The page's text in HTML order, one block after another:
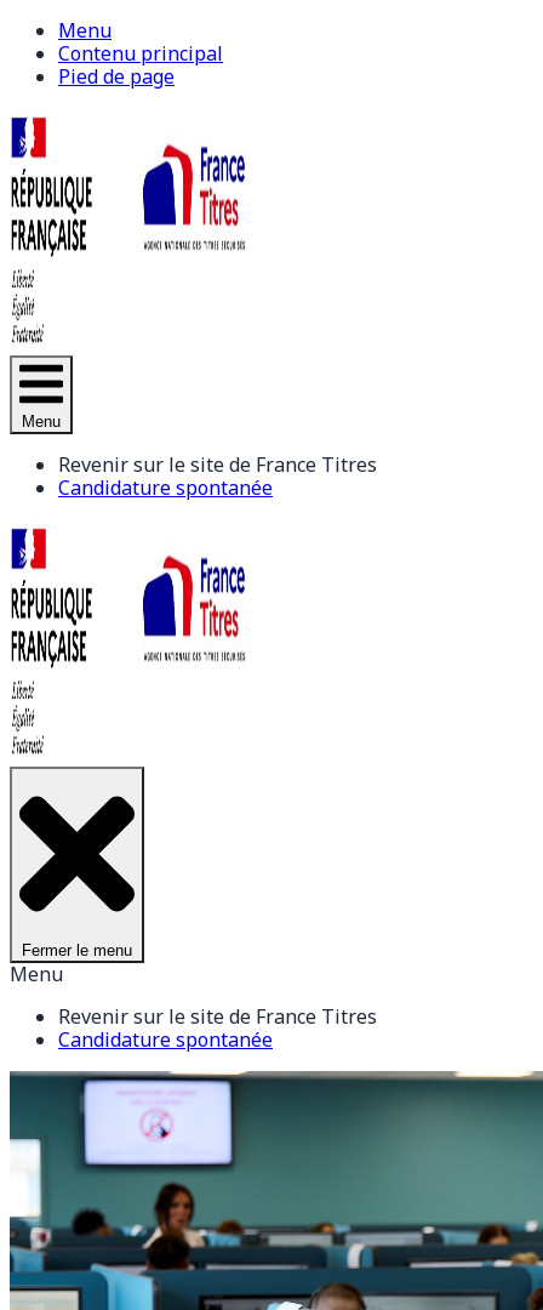
Menu
Contenu principal
Pied de page
Menu
Revenir sur le site de France Titres
Candidature spontanée
Fermer le menu
Menu
Revenir sur le site de France Titres
Candidature spontanée